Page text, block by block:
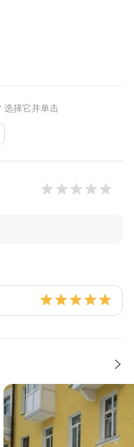
选择它并单击